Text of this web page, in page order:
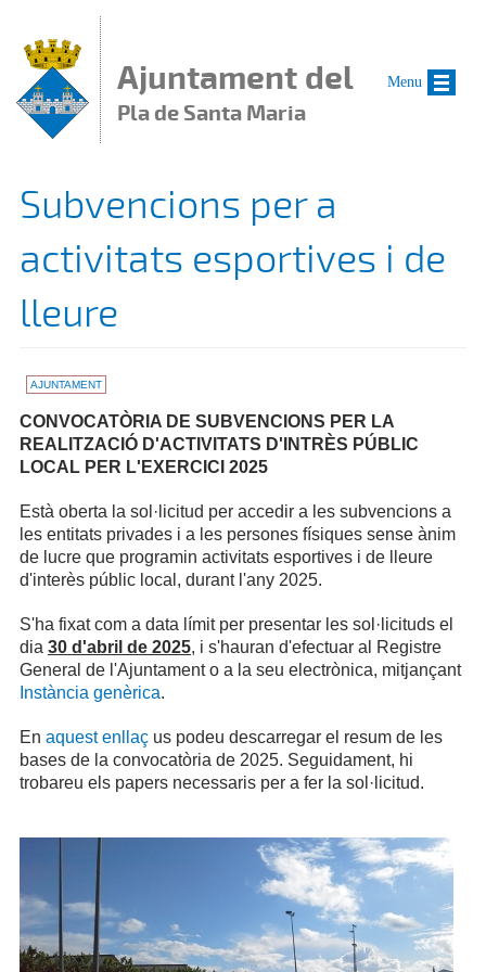
Ajuntament del
Pla de Santa Maria
Subvencions per a
activitats esportives i de
lleure
AJUNTAMENT
CONVOCATÒRIA DE SUBVENCIONS PER LA
REALITZACIÓ D'ACTIVITATS D'INTRÈS PÚBLIC
LOCAL PER L'EXERCICI 2025
Està oberta la sol·licitud per accedir a les subvencions a
les entitats privades i a les persones físiques sense ànim
de lucre que programin activitats esportives i de lleure
d'interès públic local, durant l'any 2025.
S'ha fixat com a data límit per presentar les sol·licituds el
dia 30 d'abril de 2025, i s'hauran d'efectuar al Registre
General de l'Ajuntament o a la seu electrònica, mitjançant
Instància genèrica.
En aquest enllaçus podeu descarregar el resum de les
bases de la convocatòria de 2025. Seguidament, hi
trobareu els papers necessaris per a fer la sol·licitud.
Menu